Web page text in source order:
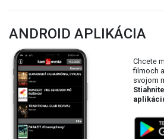
ANDROID APLIKÁCIA
Chcete
filmoch
svojom